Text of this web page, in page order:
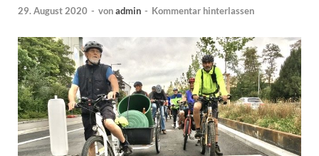
29. August 2020 - vonadmin - Kommentar hinterlassen